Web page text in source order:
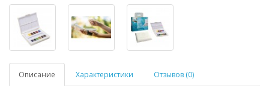
Описание Характеристики Отзывов (0)